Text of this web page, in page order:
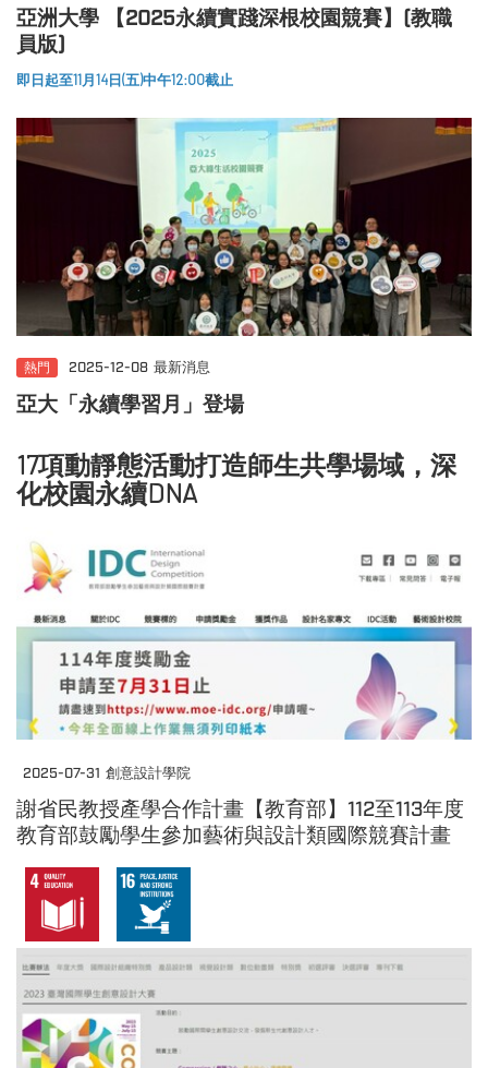
亞洲大學 【2025永續實踐深根校園競賽】(教職
員版)
即日起至11月14日(五)中午12:00截止
熱門 2025-12-08 最新消息
亞大「永續學習月」登場
17項動靜態活動打造師生共學場域，深
化校園永續DNA
2025-07-31 創意設計學院
謝省民教授產學合作計畫【教育部】112至113年度
教育部鼓勵學生參加藝術與設計類國際競賽計畫